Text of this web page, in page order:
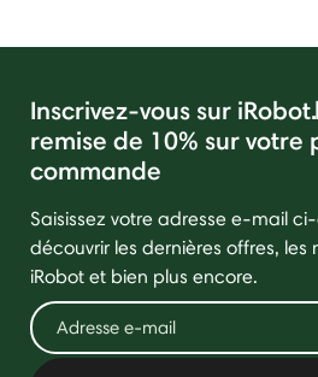
Inscrivez-vous sur
remise de 10% sur votre
commande
Saisissez votre adresse e-mail
découvrir les dernières offres, les
iRobot et bien plus encore.